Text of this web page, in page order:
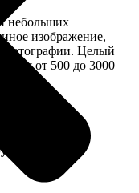
небольших
изображение,
фотографии. Целый
от 500 до 3000